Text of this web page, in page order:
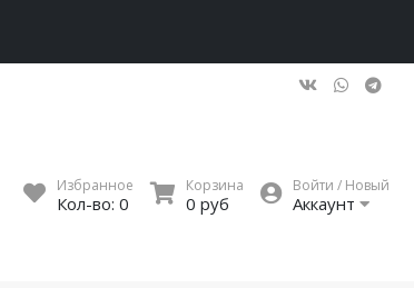
Избранное
Кол-во: 0
Корзина
0 руб
Войти / Новый
Аккаунт